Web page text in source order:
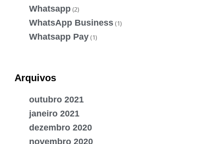
Whatsapp (2)
WhatsApp Business (1)
Whatsapp Pay (1)
Arquivos
outubro 2021
janeiro 2021
dezembro 2020
novembro 2020